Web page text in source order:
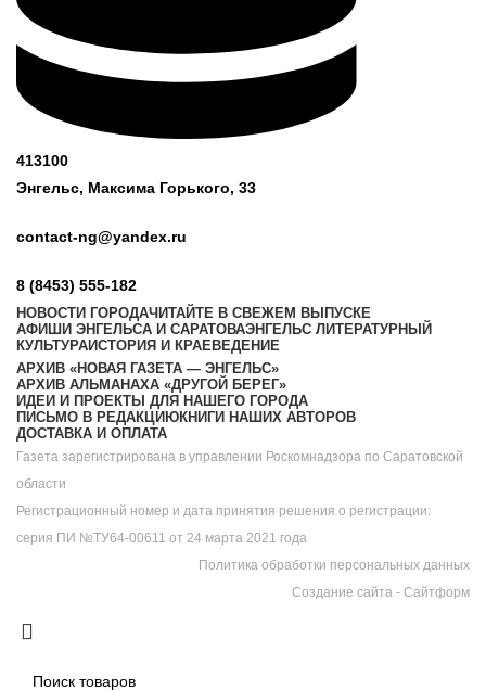
413100
Энгельс, Максима Горького, 33
contact-ng@yandex.ru
8 (8453) 555-182
НОВОСТИ ГОРОДАЧИТАЙТЕ В СВЕЖЕМ ВЫПУСКЕ
АФИШИ ЭНГЕЛЬСА И САРАТОВАЭНГЕЛЬС ЛИТЕРАТУРНЫЙ
КУЛЬТУРАИСТОРИЯ И КРАЕВЕДЕНИЕ
АРХИВ «НОВАЯ ГАЗЕТА — ЭНГЕЛЬС»
АРХИВ АЛЬМАНАХА «ДРУГОЙ БЕРЕГ»
ИДЕИ И ПРОЕКТЫ ДЛЯ НАШЕГО ГОРОДА
ПИСЬМО В РЕДАКЦИЮКНИГИ НАШИХ АВТОРОВ
ДОСТАВКА И ОПЛАТА
Газета зарегистрирована в управлении Роскомнадзора по Саратовской
области
Регистрационный номер и дата принятия решения о регистрации:
серия ПИ №ТУ64-00611 от 24 марта 2021 года
Политика обработки персональных данных
Cоздание сайта - Сайтформ